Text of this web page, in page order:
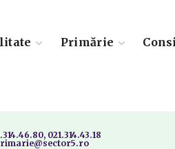
Primărie
021.314.43.18